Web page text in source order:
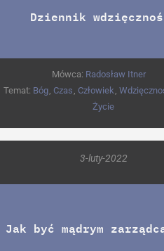
Dziennik
Mówca: Radosław Itner
Temat: Bóg Czas Człowiek ,
Życie
3-luty-2022
Jak być mądrym